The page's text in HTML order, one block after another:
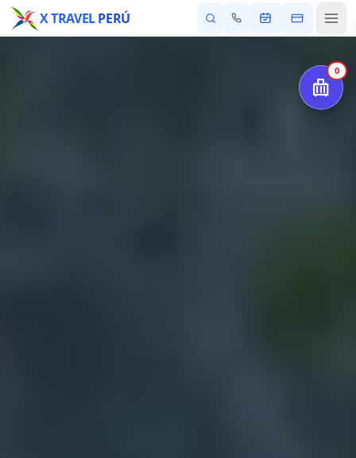
X TRAVELPERÚ
0